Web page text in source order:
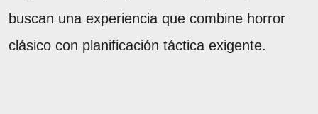
buscan una experiencia que combine horror
clásico con planificación táctica exigente.